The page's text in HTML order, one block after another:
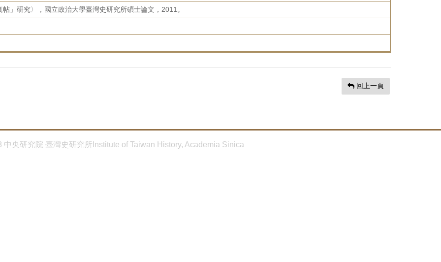
帖」研究〉，國立政治大學臺灣史研究所碩士論文，2011。
回上一頁
中央研究院 臺灣史研究所Institute of Taiwan History, Academia Sinica